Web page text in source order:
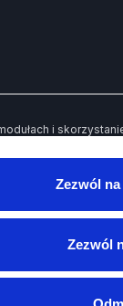
Zezwól
Zezwól
i